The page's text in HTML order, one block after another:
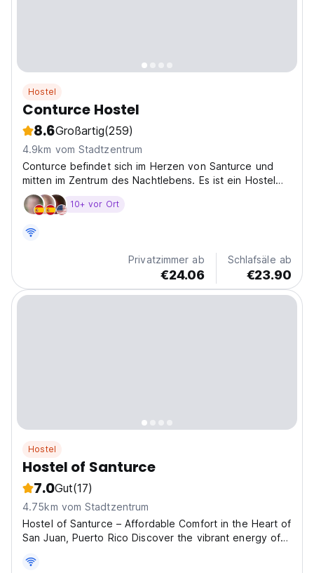
Hostel
Conturce Hostel
8.6Großartig(259)
4.9km vom Stadtzentrum
Conturce befindet sich im Herzen von Santurce und
mitten im Zentrum des Nachtlebens. Es ist ein Hostel
mit einer vollen Ausstattung.
10+ vor Ort
Privatzimmer ab
€24.06
Schlafsäle ab
€23.90
Hostel
Hostel of Santurce
7.0Gut(17)
4.75km vom Stadtzentrum
Hostel of Santurce – Affordable Comfort in the Heart of
San Juan, Puerto Rico Discover the vibrant energy of
friendly and affordable base in the cultural heart of